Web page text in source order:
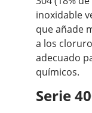
inoxidable
que añade
a los
adecuado
químicos.
Serie